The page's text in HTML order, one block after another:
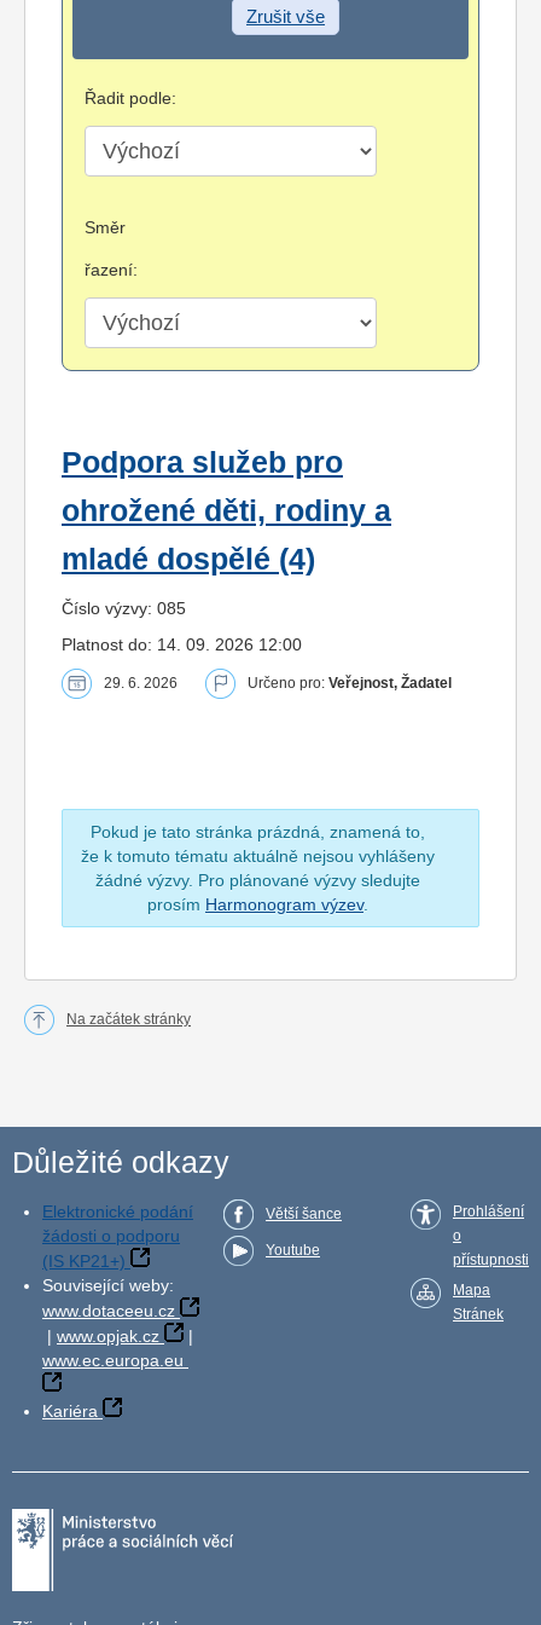
Zrušit vše
Řadit podle:
Směr
řazení:
Podpora služeb pro
ohrožené děti, rodiny a
mladé dospělé (4)
Číslo výzvy: 085
Platnost do: 14. 09. 2026 12:00
29. 6. 2026 Určeno pro: Veřejnost, Žadatel
Pokud je tato stránka prázdná, znamená to,
že k tomuto tématu aktuálně nejsou vyhlášeny
žádné výzvy. Pro plánované výzvy sledujte
prosím Harmonogram výzev.
Na začátek stránky
Důležité odkazy
Elektronické podání
žádosti o podporu
(IS KP21+)
Související weby:
www.dotaceeu.cz
| www.opjak.cz
|
www.ec.europa.eu
Kariéra
Větší šance
Youtube
Prohlášení
o
přístupnosti
Mapa
Stránek